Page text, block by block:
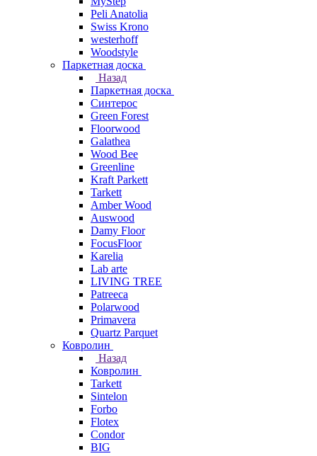
Peli Anatolia
Swiss Krono
westerhoff
Woodstyle
Паркетная доска
Назад
Паркетная доска
Синтерос
Green Forest
Floorwood
Galathea
Wood Bee
Greenline
Kraft Parkett
Tarkett
Amber Wood
Auswood
Damy Floor
FocusFloor
Karelia
Lab arte
LIVING TREE
Patreeca
Polarwood
Primavera
Quartz Parquet
Ковролин
Назад
Ковролин
Tarkett
Sintelon
Forbo
Flotex
Condor
BIG